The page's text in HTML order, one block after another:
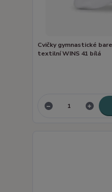
Cvičky gymnastické
textilní WINS 41 bílá